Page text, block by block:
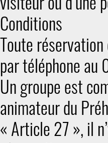
visiteur ou d’une
Conditions
Toute
par téléphone
Un groupe est
animateur du
« Article 27 », il